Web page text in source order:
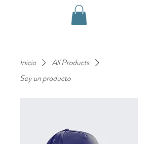
Inicio
All Products
Soy un producto